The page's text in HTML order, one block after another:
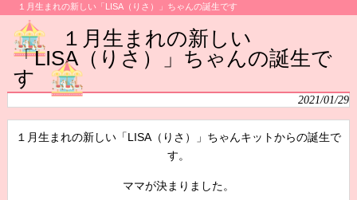
１月生まれの新しい「LISA（りさ）」ちゃんの誕生です
１月生まれの新しい
「LISA（りさ）」ちゃんの誕生で
す
2021/01/29
１月生まれの新しい「LISA（りさ）」ちゃんキットからの誕生で
す。
ママが決まりました。